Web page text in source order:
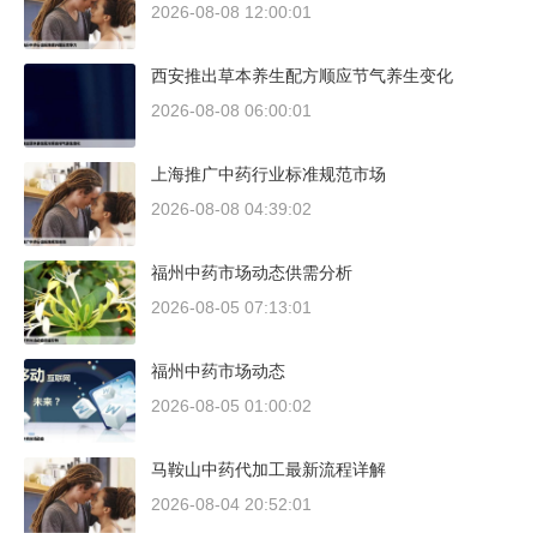
2026-08-08 12:00:01
西安推出草本养生配方顺应节气养生变化
2026-08-08 06:00:01
上海推广中药行业标准规范市场
2026-08-08 04:39:02
福州中药市场动态供需分析
2026-08-05 07:13:01
福州中药市场动态
2026-08-05 01:00:02
马鞍山中药代加工最新流程详解
2026-08-04 20:52:01